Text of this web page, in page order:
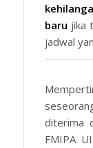
baru jika
jadwal
diterima
FMIPA